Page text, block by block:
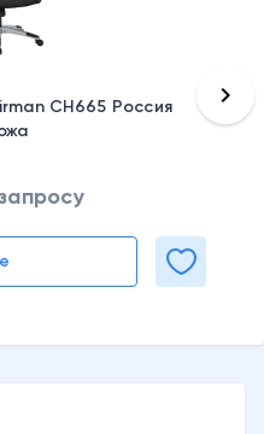
CH665 Россия
keyboard_arrow_right